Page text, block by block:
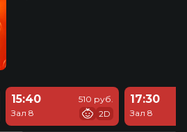
15:40
Зал 8
510 руб.
2D
17:30
Зал 8